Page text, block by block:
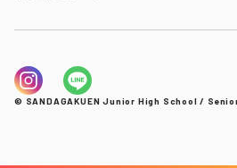
© SANDAGAKUEN Junior High School /